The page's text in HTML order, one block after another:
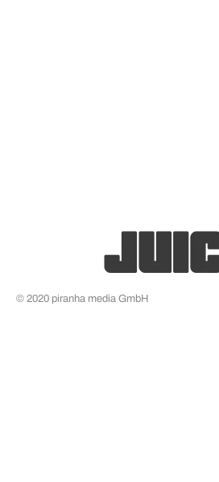
© 2020 piranha media GmbH